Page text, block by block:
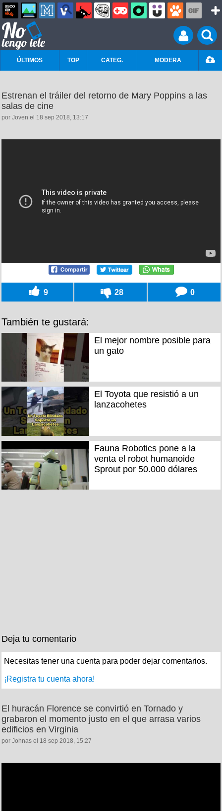
ÚLTIMOS TOP CATEG. MODERA
Estrenan el tráiler del retorno de Mary Poppins a las
salas de cine
por Joven el 18 sep 2018, 13:17
9 28 0
También te gustará:
El mejor nombre posible para
un gato
El Toyota que resistió a un
lanzacohetes
Fauna Robotics pone a la
venta el robot humanoide
Sprout por 50.000 dólares
Deja tu comentario
Necesitas tener una cuenta para poder dejar comentarios.
¡Registra tu cuenta ahora!
El huracán Florence se convirtió en Tornado y
grabaron el momento justo en el que arrasa varios
edificios en Virginia
por Johnas el 18 sep 2018, 15:27